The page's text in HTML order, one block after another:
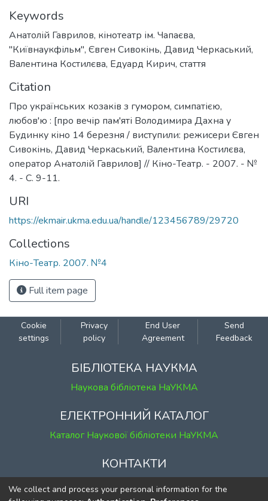
Keywords
Анатолій Гаврилов,кінотеатр ім. Чапаєва,
"Київнаукфільм",Євген Сивокінь,Давид Черкаський
Citation
Про українських козаків з гумором, симпатією,
любов'ю : [про вечір пам'яті Володимира Дахна у
Будинку кіно 14 березня / виступили: режисери Євген
Сивокінь, Давид Черкаський, Валентина Костилєва,
оператор Анатолій Гаврилов] // Кіно-Театр. - 2007. - №
URI
Collections
Кіно-Театр. 2007. №4
Full item page
Cookie settings Privacy policy End User Agreement
БІБЛІОТЕКА НАУКМА
Наукова бібліотека НаУКМА
ЕЛЕКТРОННИЙ КАТАЛОГ
Каталог Наукової бібліотеки НаУКМА
КОНТАКТИ
м. Київ, вул. Григорія Сковороди, 2
We collect and process your personal information for the